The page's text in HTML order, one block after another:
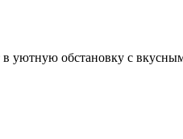
уютную обстановку с